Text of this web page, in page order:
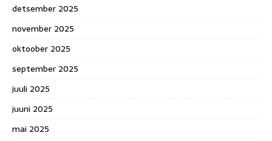
detsember 2025
november 2025
oktoober 2025
september 2025
juuli 2025
juuni 2025
mai 2025